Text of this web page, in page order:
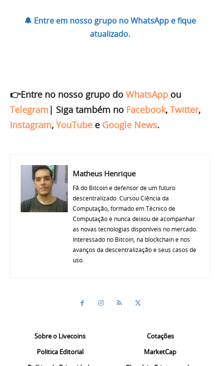
🔔 Entre em nosso grupo no WhatsApp e fique
atualizado.
👉Entre no nosso grupo do WhatsApp ou
Telegram | Siga também no Facebook, Twitter,
Instagram, YouTube e Google News.
Matheus Henrique
Fã do Bitcoin e defensor de um futuro
descentralizado. Cursou Ciência da
Computação, formado em Técnico de
Computação e nunca deixou de acompanhar
as novas tecnologias disponíveis no mercado.
Interessado no Bitcoin, na blockchain e nos
avanços da descentralização e seus casos de
uso.
Sobre o Livecoins
Politica Editorial
Cotações
MarketCap